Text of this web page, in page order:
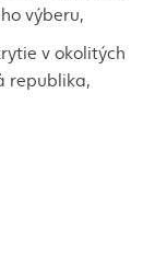
výberu,
v okolitých
republika,